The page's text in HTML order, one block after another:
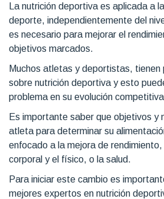
La nutrición deportiva es aplicada a
deporte, independientemente del
es necesario para mejorar el
objetivos marcados.
Muchos atletas y deportistas, tienen
sobre nutrición deportiva y esto
problema en su evolución
Es importante saber que objetivos y
atleta para determinar su
enfocado a la mejora de
corporal y el físico, o la salud.
Para iniciar este cambio es
mejores expertos en nutrición